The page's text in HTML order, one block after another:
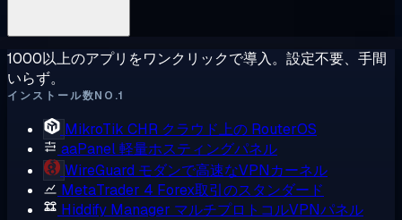
1000以上のアプリをワンクリックで導入。設定不要、手間
いらず。
インストール数NO.1
MikroTik CHR クラウド上の RouterOS
aaPanel軽量ホスティングパネル
WireGuard モダンで高速なVPNカーネル
MetaTrader 4 Forex取引のスタンダード
Hiddify Manager マルチプロトコルVPNパネル